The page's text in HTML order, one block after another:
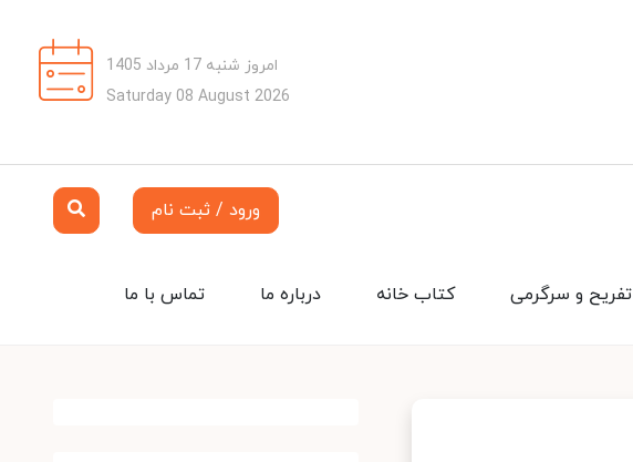
امروز شنبه 17 مرداد 1405
Saturday 08 August 2026
ورود / ثبت نام
تماس با ما درباره ما کتاب خانه تفریح و سرگرمی